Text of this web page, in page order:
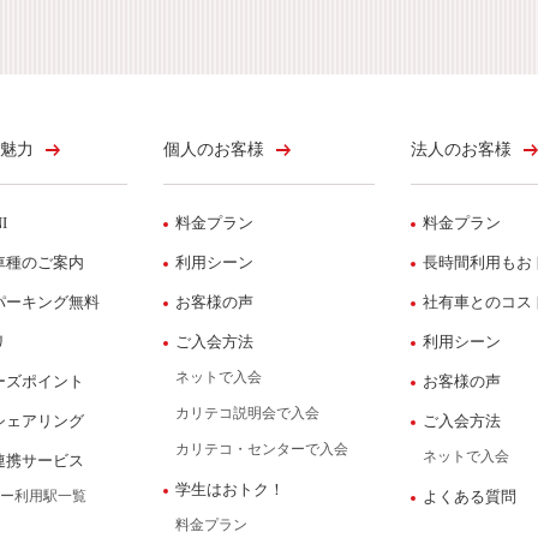
力
種のご案内
ーキング無料
ポイント
ェアリング
携サービス
利用駅一覧
個人のお客様
料金プラン
利用シーン
お客様の声
ご入会方法
ネットで入会
カリテコ説明会で入会
カリテコ・センターで入会
学生はおトク！
料金プラン
法人のお客様
料金プラン
長時間利用もお
社有車とのコス
利用シーン
お客様の声
ご入会方法
ネットで入会
よくある質問